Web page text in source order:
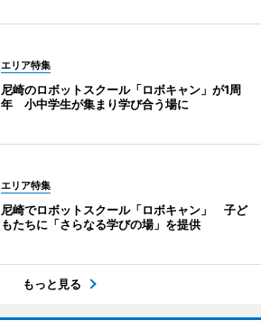
エリア特集
尼崎のロボットスクール「ロボキャン」が1周
年 小中学生が集まり学び合う場に
エリア特集
尼崎でロボットスクール「ロボキャン」 子ど
もたちに「さらなる学びの場」を提供
もっと見る